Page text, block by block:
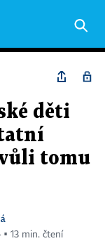
děti
tomu
13 min. čtení